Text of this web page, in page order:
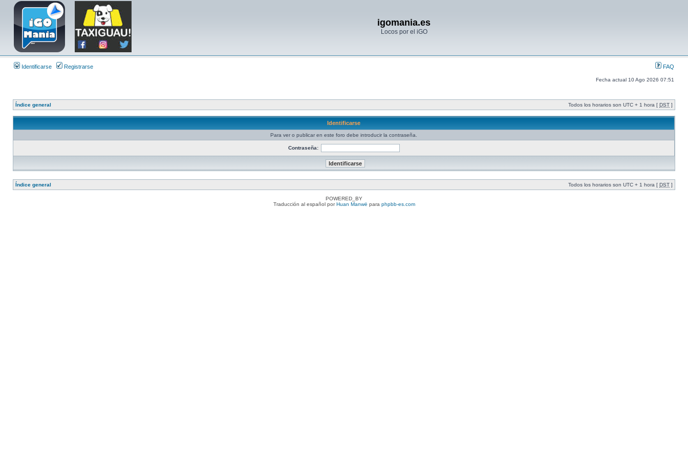
igomania.es
Locos por el iGO
Identificarse Registrarse FAQ
Fecha actual 10 Ago 2026 07:51
Índice general Todos los horarios son UTC + 1 hora [ DST ]
Identificarse
Para ver o publicar en este foro debe introducir la contraseña.
Contraseña:
Índice general Todos los horarios son UTC + 1 hora [ DST ]
POWERED_BY
Traducción al español porHuan Manwë para phpbb-es.com